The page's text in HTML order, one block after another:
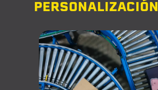
PERSONALIZACIÓN